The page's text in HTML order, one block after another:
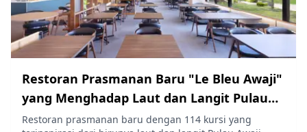
Restoran Prasmanan Baru "Le Bleu Awaji"
yang Menghadap Laut dan Langit Pulau
Awaji Resmi Dibuka di Grand Mercure
Restoran prasmanan baru dengan 114 kursi yang